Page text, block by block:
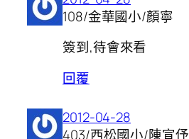
108/金華國小/顏寧
簽到,待會來看
回覆
2012-04-28
403/西松國小/陳宣伃